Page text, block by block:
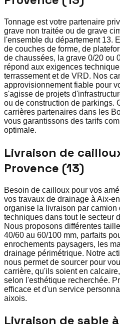
Tonnage est votre partenaire
grave non traitée ou de grave
l'ensemble du département 13.
de couches de forme, de
de chaussées, la grave 0/20 ou
répond aux exigences
terrassement et de VRD. Nos
approvisionnement fiable pour
s'agisse de projets
ou de construction de parkings.
carrières partenaires dans les
vous garantissons des tarifs
optimale.
Livraison de
Provence (13)
Besoin de cailloux pour vos
vos travaux de drainage à Aix-
organise la livraison par camion
techniques dans tout le secteur
Nous proposons différentes
40/60 au 60/100 mm, parfaits
enrochements paysagers, les
drainage périmétrique. Notre
nous permet de sourcer pour
carrière, qu'ils soient en
selon l'esthétique recherchée.
efficace et d'un service
aixois.
Livraison de sable